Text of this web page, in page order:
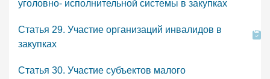
уголовно- исполнительной системы в закупках
Статья 29. Участие организаций инвалидов в
закупках
Статья 30. Участие субъектов малого